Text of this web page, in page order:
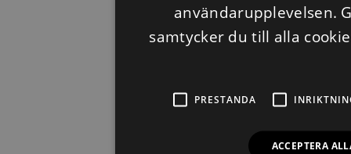
användarupplevelsen.
samtycker du till alla
PRESTANDA
ACCEPTERA